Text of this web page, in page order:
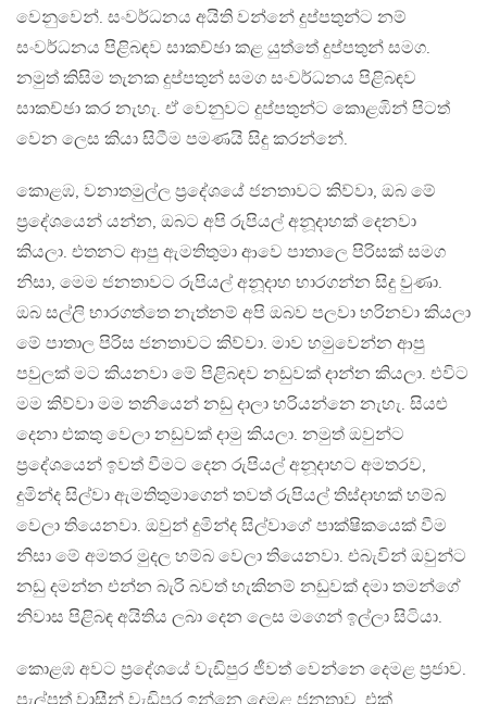
වෙනුවෙන්. සංවර්ධනය අයිති වන්නේ දුප්පතුන්ට නම්
සංවර්ධනය පිළිබඳව සාකච්ඡා කළ යුත්තේ දුප්පතුන් සමග.
නමුත් කිසිම තැනක දුප්පතුන් සමග සංවර්ධනය පිළිබඳව
සාකච්ඡා කර නැහැ. ඒ වෙනුවට දුප්පතුන්ට කොළඹින් පිටත්
වෙන ලෙස කියා සිටීම පමණයි සිදු කරන්නේ.
කොළඹ, වනාතමුල්ල ප්‍රදේශයේ ජනතාවට කිව්වා, ඔබ මේ
ප්‍රදේශයෙන් යන්න, ඔබට අපි රුපියල් අනූදාහක් දෙනවා
කියලා. එතනට ආපු ඇමතිතුමා ආවෙ පාතාලෙ පිරිසක් සමග
නිසා, මෙම ජනතාවට රුපියල් අනූදාහ භාරගන්න සිදු වුණා.
ඔබ සල්ලි භාරගත්තෙ නැත්නම් අපි ඔබව පලවා හරිනවා කියලා
මේ පාතාල පිරිස ජනතාවට කිව්වා. මාව හමුවෙන්න ආපු
පවුලක් මට කියනවා මේ පිළිබඳව නඩුවක් දාන්න කියලා. එවිට
මම කිව්වා මම තනියෙන් නඩු දාලා හරියන්නෙ නැහැ. සියළු
දෙනා එකතු වෙලා නඩුවක් දාමු කියලා. නමුත් ඔවුන්ට
ප්‍රදේශයෙන් ඉවත් වීමට දෙන රුපියල් අනූදාහට අමතරව,
දුමින්ද සිල්වා ඇමතිතුමාගෙන් තවත් රුපියල් තිස්දාහක් හම්බ
වෙලා තියෙනවා. ඔවුන් දුමින්ද සිල්වාගේ පාක්ෂිකයෙක් වීම
නිසා මේ අමතර මුදල හම්බ වෙලා තියෙනවා. එබැවින් ඔවුන්ට
නඩු දමන්න එන්න බැරි බවත් හැකිනම් නඩුවක් දමා තමන්ගේ
නිවාස පිළිබඳ අයිතිය ලබා දෙන ලෙස මගෙන් ඉල්ලා සිටියා.
කොළඹ අවට ප්‍රදේශයේ වැඩිපුර ජීවත් වෙන්නෙ දෙමළ ප්‍රජාව.